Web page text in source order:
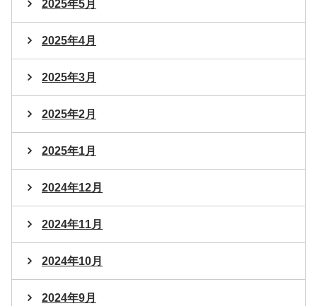
2025年5月
2025年4月
2025年3月
2025年2月
2025年1月
2024年12月
2024年11月
2024年10月
2024年9月